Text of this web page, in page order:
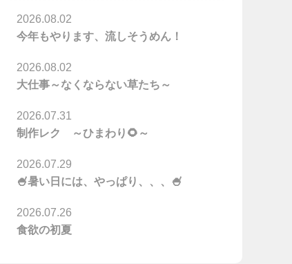
今年もやります、流しそうめん！
2026.08.02
大仕事～なくならない草たち～
2026.08.02
制作レク ～ひまわり🌻～
2026.07.31
🍧暑い日には、やっぱり、、、🍧
2026.07.29
食欲の初夏
2026.07.26